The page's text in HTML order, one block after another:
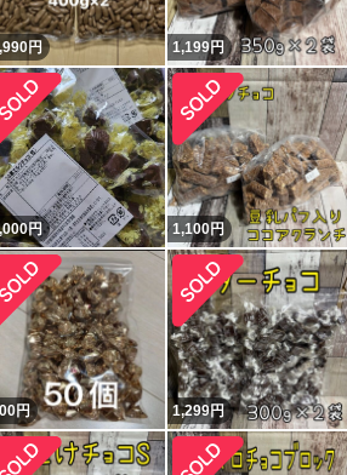
円 1,199円
円 1,100円
円 1,299円